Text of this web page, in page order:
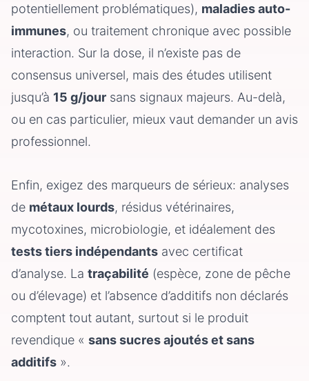
potentiellement problématiques), maladies auto-
immunes, ou traitement chronique avec possible
interaction. Sur la dose, il n’existe pas de
consensus universel, mais des études utilisent
jusqu’à 15 g/jour sans signaux majeurs. Au-delà,
ou en cas particulier, mieux vaut demander un avis
professionnel.
Enfin, exigez des marqueurs de sérieux: analyses
de métaux lourds, résidus vétérinaires,
mycotoxines, microbiologie, et idéalement des
tests tiers indépendants avec certificat
d’analyse. La traçabilité (espèce, zone de pêche
ou d’élevage) et l’absence d’additifs non déclarés
comptent tout autant, surtout si le produit
revendique « sans sucres ajoutés et sans
additifs ».